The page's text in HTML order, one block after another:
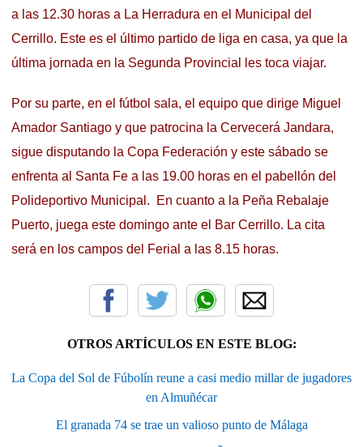
a las 12.30 horas a La Herradura en el Municipal del
Cerrillo. Este es el último partido de liga en casa, ya que la
última jornada en la Segunda Provincial les toca viajar.
Por su parte, en el fútbol sala, el equipo que dirige Miguel
Amador Santiago y que patrocina la Cervecerá Jandara,
sigue disputando la Copa Federación y este sábado se
enfrenta al Santa Fe a las 19.00 horas en el pabellón del
Polideportivo Municipal. En cuanto a la Peña Rebalaje
Puerto, juega este domingo ante el Bar Cerrillo. La cita
será en los campos del Ferial a las 8.15 horas.
OTROS ARTÍCULOS EN ESTE BLOG:
La Copa del Sol de Fúbolín reune a casi medio millar de jugadores
en Almuñécar
El granada 74 se trae un valioso punto de Málaga